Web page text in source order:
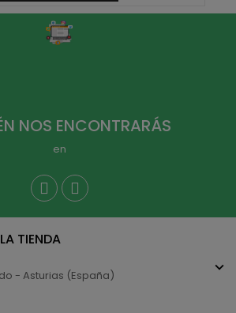
NOS ENCONTRARÁS
en
TIENDA
- Asturias (España)